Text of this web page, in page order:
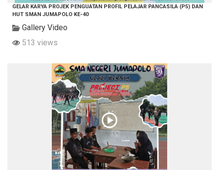
GELAR KARYA PROJEK PENGUATAN PROFIL PELAJAR PANCASILA (P5) DAN
HUT SMAN JUMAPOLO KE-40
Gallery Video
513 views